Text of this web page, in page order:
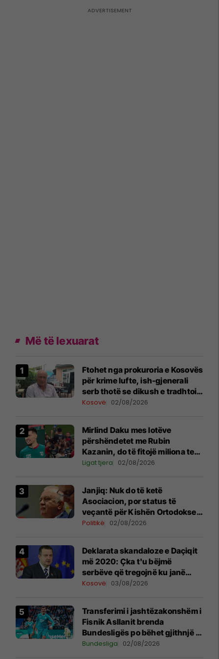
Më të lexuarat
Ftohet nga prokuroria e Kosovës
për krime lufte, ish-gjenerali
serb thotë se dikush e tradhtoi
në Beograd
Kosovë 02/08/2026
Mirlind Daku mes lotëve
përshëndetet me Rubin
Kazanin, do të fitojë miliona te
Spartak Moska
Ligat tjera 02/08/2026
Janjiq: Nuk do të ketë
Asociacion, por status të
veçantë për Kishën Ortodokse
Serbe në Kosovë
Politikë 02/08/2026
​Deklarata skandaloze e Daçiqit
më 2020: Çka t'u bëjmë
serbëve që tregojnë ku janë
varrosur shqiptarët në Serbi
Kosovë 03/08/2026
Transferimi i jashtëzakonshëm i
Fisnik Asllanit brenda
Bundesligës po bëhet gjithnjë e
më konkret - detajet e fundit
Bundesliga 02/08/2026